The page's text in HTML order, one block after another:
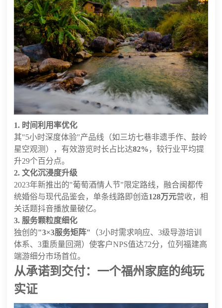
1. 时间利用率优化
其"5小时深度体验"产品线（如三坊七巷非遗手作、鼓岭
星空观测），有效游览时长占比达82% ，较行业平均提
升29个百分点。
2. 文化沉浸度升级
2023年新推出的"葡萄酒情人节"限定路线，融合闽都传
统婚俗与现代品鉴会，单条线路即创造128万元营收，相
关话题抖音播放量破亿。
3. 服务颗粒度细化
独创的"3×3服务矩阵"
（3小时需求响应、3级导游培训
体系、3重质量回溯）使客户NPS值达72分，位列福建高
端游细分市场首位。
从承诺到交付：一个福州家庭的纯玩
实证